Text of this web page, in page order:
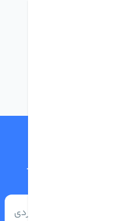
دقت مطالعه کنید
و برنامه‌‏های کاربردی